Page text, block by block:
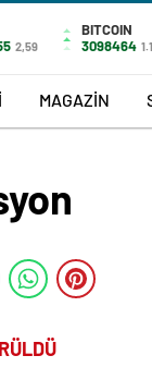
2,59
BITCOIN
3098464
MAGAZİN